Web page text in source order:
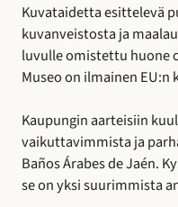
Kuvataidetta esittelevä
kuvanveistosta ja
luvulle omistettu huone
Museo on ilmainen EU:n
Kaupungin aarteisiin
vaikuttavimmista ja
Baños Árabes de Jaén.
se on yksi suurimmista